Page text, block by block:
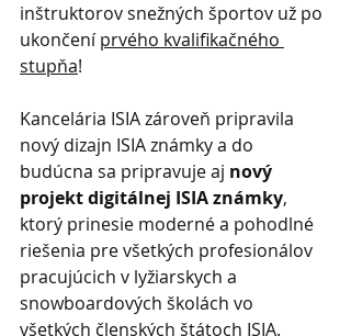
inštruktorov snežných športov už po
ukončení prvého kvalifikačného
stupňa!
Kancelária ISIA zároveň pripravila
nový dizajn ISIA známky a do
budúcna sa pripravuje aj nový
projekt digitálnej ISIA známky,
ktorý prinesie moderné a pohodlné
riešenia pre všetkých profesionálov
pracujúcich v lyžiarskych a
snowboardových školách vo
všetkých členských štátoch ISIA.